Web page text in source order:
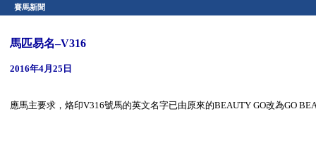
賽馬新聞
馬匹易名–V316
2016年4月25日
應馬主要求，烙印V316號馬的英文名字已由原來的BEAUTY GO改為GO